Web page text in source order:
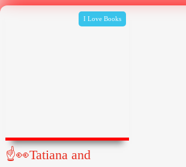
I Love Books
☝👀Tatiana and